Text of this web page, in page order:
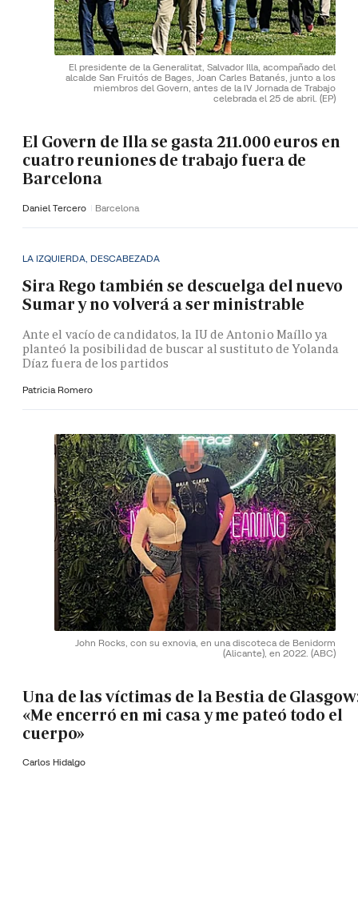
El presidente de la Generalitat, Salvador Illa, acompañado del
alcalde San Fruitós de Bages, Joan Carles Batanés, junto a los
miembros del Govern, antes de la IV Jornada de Trabajo
celebrada el 25 de abril. (EP)
El Govern de Illa se gasta 211.000 euros en
cuatro reuniones de trabajo fuera de
Barcelona
Daniel Tercero Barcelona
LA IZQUIERDA, DESCABEZADA
Sira Rego también se descuelga del nuevo
Sumar y no volverá a ser ministrable
Ante el vacío de candidatos, la IU de Antonio Maíllo ya
planteó la posibilidad de buscar al sustituto de Yolanda
Díaz fuera de los partidos
Patricia Romero
John Rocks, con su exnovia, en una discoteca de Benidorm
(Alicante), en 2022. (ABC)
Una de las víctimas de la Bestia de
«Me encerró en mi casa y me pateó todo el
cuerpo»
Carlos Hidalgo